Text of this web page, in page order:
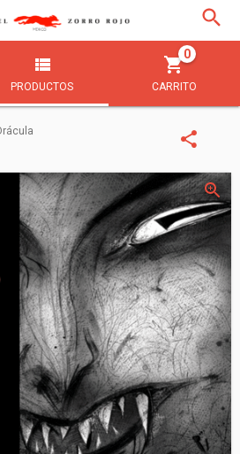
PRODUCTOS CARRITO
0